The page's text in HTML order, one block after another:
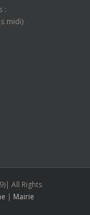
:
midi)
All Rights
| Mairie